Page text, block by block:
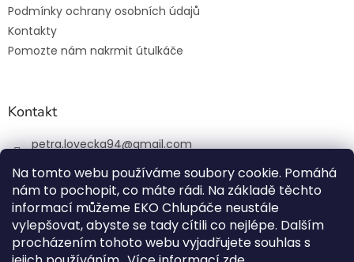
Na tomto webu používáme soubory cookie. Pomáhá
nám to pochopit, co máte rádi. Na základě těchto
informací můžeme EKO Chlupáče neustále
vylepšovat, abyste se tady cítili co nejlépe. Dalším
procházením tohoto webu vyjadřujete souhlas s
Podmínky ochrany osobních údajů
Kontakty
Pomozte nám nakrmit útulkáče
Kontakt
petra.lovecka94@gmail.com
+420 774 131 648
ekochlupac.cz